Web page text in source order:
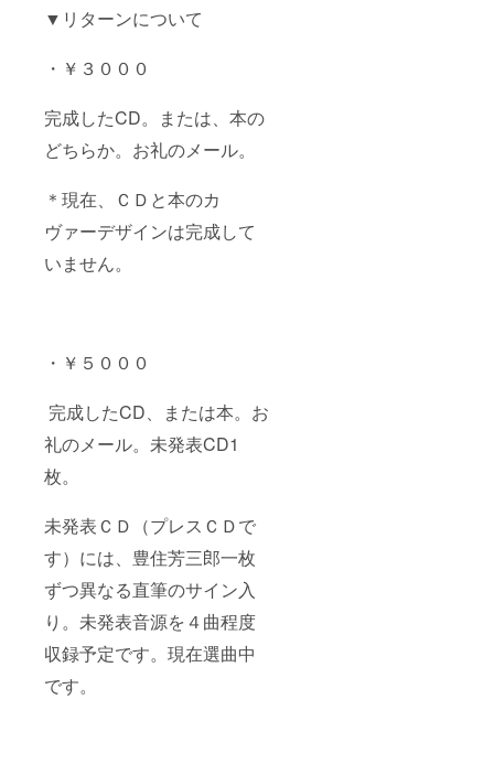
▼リターンについて
・￥３０００
完成したCD。または、本の
どちらか。お礼のメール。
＊現在、ＣＤと本のカ
ヴァーデザインは完成して
いません。
・￥５０００
完成したCD、または本。お
礼のメール。未発表CD1
枚。
未発表ＣＤ（プレスＣＤで
す）には、豊住芳三郎一枚
ずつ異なる直筆のサイン入
り。未発表音源を４曲程度
収録予定です。現在選曲中
です。